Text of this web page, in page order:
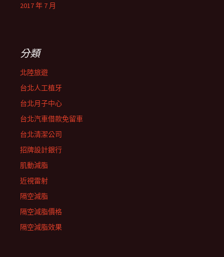
2017 年 7 月
分類
北陸旅遊
台北人工植牙
台北月子中心
台北汽車借款免留車
台北清潔公司
招牌設計銀行
肌動減脂
近視雷射
隔空減脂
隔空減脂價格
隔空減脂效果